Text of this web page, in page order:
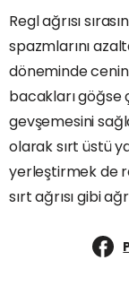
Regl ağrısı
spazmlarını
döneminde
bacakları göğse
gevşemesini
olarak sırt üstü
yerleştirmek de
sırt ağrısı gibi